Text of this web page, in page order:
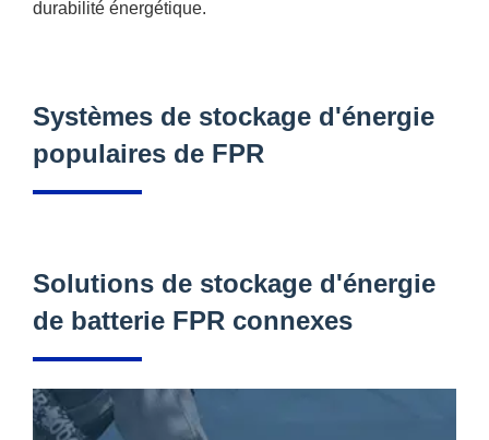
durabilité énergétique.
Systèmes de stockage d'énergie
populaires de FPR
Solutions de stockage d'énergie
de batterie FPR connexes